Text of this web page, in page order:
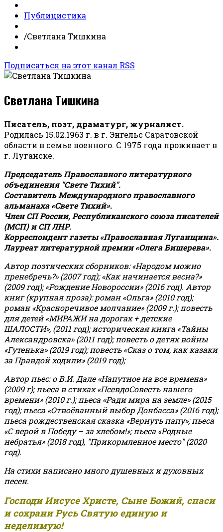
Публицистика
/Светлана Тишкина
Подписаться на этот канал RSS
Светлана Тишкина
Писатель, поэт, драматург, журналист.
Родилась 15.02.1963 г. в г. Энгельс Саратовской
области в семье военного. С 1975 года проживает в
г. Луганске.
Председатель Православного литературного
объединения "Свете Тихий".
Составитель Международного православного
альманаха «Свете Тихий».
Член СП России, Республиканского союза писателей
(МСП) и СП ЛНР.
Корреспондент газеты «Православная Луганщина».
Лауреат литературной премии «Олега Бишерева».
Автор поэтических сборников: «Народом можно
пренебречь?» (2007 год); «Как начинается весна?»
(2009 год); «Рождение Новороссии» (2016 год). Автор
книг (крупная проза): роман «Ольга» (2010 год);
роман «Красноречивое молчание» (2009 г.); повесть
для детей «МИРАЖИ на дорогах + детские
ШАЛОСТИ», (2011 год); историческая книга «Тайны
Александровска» (2011 год); повесть о детях войны
«Гутенька» (2019 год); повесть «Сказ о том, как казаки
за Правдой ходили» (2019 год);
Автор пьес: о В.И. Дале «Напутное на все времена»
(2009 г); пьеса в стихах «ПсевдоСовесть нашего
времени» (2010 г.); пьеса «Ради мира на земле» (2015
год); пьеса «Отвоёванный выбор Донбасса» (2016 год);
пьеса рождественская сказка «Вернуть папу»; пьеса
«С верой в Победу – за хлебом!»;пьеса «Родные
небратья» (2018 год), "Прикормленное место" (2020
год).
На стихи написано много душевных и духовных
песен.
Господи Иисусе Христе, Сыне Божий, спаси
и сохрани Русь Святую единую и
неделимую!